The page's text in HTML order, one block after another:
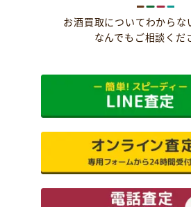
お酒買取についてわからな
なんでもご相談くだ